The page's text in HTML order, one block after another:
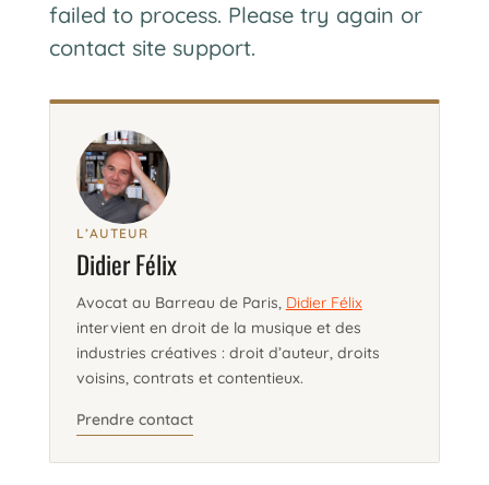
failed to process. Please try again or
contact site support.
L’AUTEUR
Didier Félix
Avocat au Barreau de Paris, Didier Félix
intervient en droit de la musique et des
industries créatives : droit d’auteur, droits
voisins, contrats et contentieux.
Prendre contact